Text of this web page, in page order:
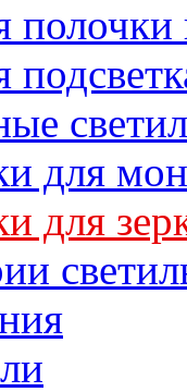
полочки
для
для